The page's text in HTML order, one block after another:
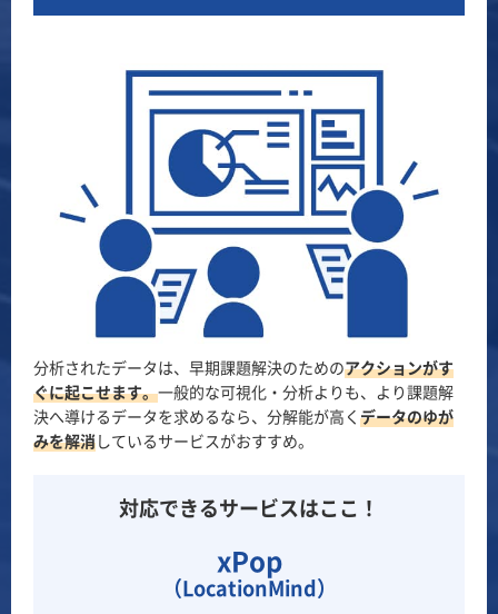
分析されたデータは、早期課題解決のためのアクションがす
ぐに起こせます。一般的な可視化・分析よりも、より課題解
決へ導けるデータを求めるなら、分解能が高く データのゆが
みを解消しているサービスがおすすめ。
対応できるサービスはここ！
xPop
（LocationMind）